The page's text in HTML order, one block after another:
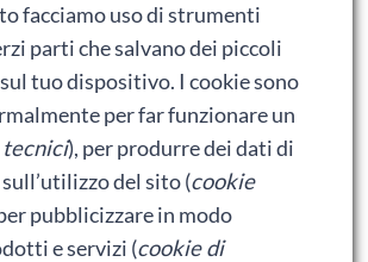
una gittata superiore… però
dati “affidabili” per i 50 BMG
loro girano sul MOA singolo o
poco al di sotto, come i
facciamo uso di strumenti
parti che salvano dei piccoli
tuo dispositivo. I cookie sono
per far funzionare un
), per produrre dei dati di
del sito (cookie
pubblicizzare in modo
e servizi (cookie di